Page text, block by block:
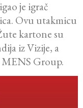
je igrač
Ovu utakmicu
kartone su
iz Vizije, a
Group.